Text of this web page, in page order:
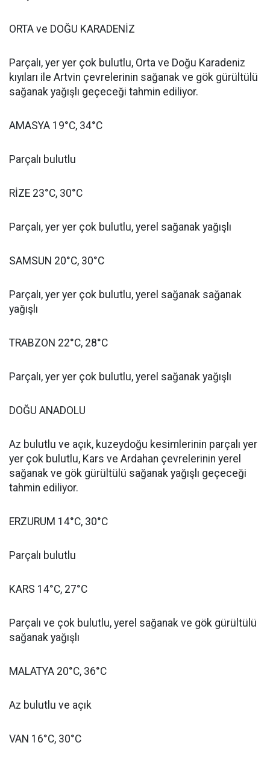
ORTA ve DOĞU KARADENİZ
Parçalı, yer yer çok bulutlu, Orta ve Doğu Karadeniz
kıyıları ile Artvin çevrelerinin sağanak ve gök gürültülü
sağanak yağışlı geçeceği tahmin ediliyor.
AMASYA 19°C, 34°C
Parçalı bulutlu
RİZE 23°C, 30°C
Parçalı, yer yer çok bulutlu, yerel sağanak yağışlı
SAMSUN 20°C, 30°C
Parçalı, yer yer çok bulutlu, yerel sağanak sağanak
yağışlı
TRABZON 22°C, 28°C
Parçalı, yer yer çok bulutlu, yerel sağanak yağışlı
DOĞU ANADOLU
Az bulutlu ve açık, kuzeydoğu kesimlerinin parçalı yer
yer çok bulutlu, Kars ve Ardahan çevrelerinin yerel
sağanak ve gök gürültülü sağanak yağışlı geçeceği
tahmin ediliyor.
ERZURUM 14°C, 30°C
Parçalı bulutlu
KARS 14°C, 27°C
Parçalı ve çok bulutlu, yerel sağanak ve gök gürültülü
sağanak yağışlı
MALATYA 20°C, 36°C
Az bulutlu ve açık
VAN 16°C, 30°C